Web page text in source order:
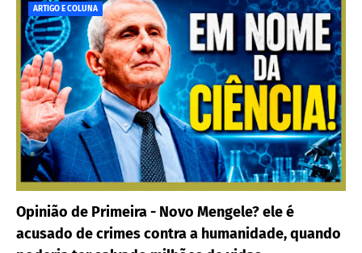
ARTIGO E COLUNA
Opinião de Primeira - Novo Mengele? ele é
acusado de crimes contra a humanidade, quando